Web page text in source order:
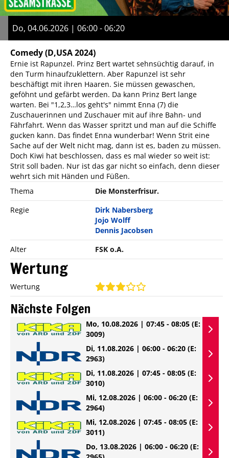
Do, 04.06.2026 | 06:00 - 06:20
Comedy(D,USA 2024)
Ernie ist Rapunzel. Prinz Bert wartet sehnsüchtig darauf, in
den Turm hinaufzuklettern. Aber Rapunzel ist sehr
beschäftigt mit ihren Haaren. Sie müssen gewaschen,
geföhnt und gefärbt werden. Da kann Prinz Bert lange
warten. Bei "1,2,3…los geht's" nimmt Enna (7) die
Zuschauerinnen und Zuschauer mit auf ihre Bahn- und
Fährfahrt. Wenn das Wasser spritzt und man auf die Schiffe
gucken kann. Das findet Enna wunderbar! Wenn Strit eine
Sache auf der Welt nicht mag, dann ist es, baden zu müssen.
Doch Kiwi hat beschlossen, dass es mal wieder so weit ist:
Strit soll baden. Nur ist das gar nicht so einfach, denn dieser
wehrt sich mit Händen und Füßen.
Thema
Die Monsterfrisur.
Regie
Dirk Nabersberg
Jojo Wolff
Dennis Jacobsen
Alter
FSK o.A.
Wertung
Wertung
Nächste Folgen
Mo, 10.08.2026 | 07:45 - 08:05 (E:
3009)
Di, 11.08.2026 | 06:00 - 06:20 (E:
2963)
Di, 11.08.2026 | 07:45 - 08:05 (E:
3010)
Mi, 12.08.2026 | 06:00 - 06:20 (E:
2964)
Mi, 12.08.2026 | 07:45 - 08:05 (E:
3011)
Do, 13.08.2026 | 06:00 - 06:20 (E: